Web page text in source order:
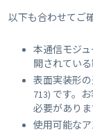
以下も合わせてご
本通信モジ
開されている
表面実装形の
713) です。
必要がありま
使用可能な